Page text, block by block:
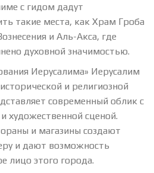
с гидом дадут
такие места, как Храм Гроба
и Аль-Акса, где
духовной значимостью.
Иерусалима» Иерусалим
и религиозной
современный облик с
художественной сценой.
и магазины создают
и дают возможность
лицо этого города.